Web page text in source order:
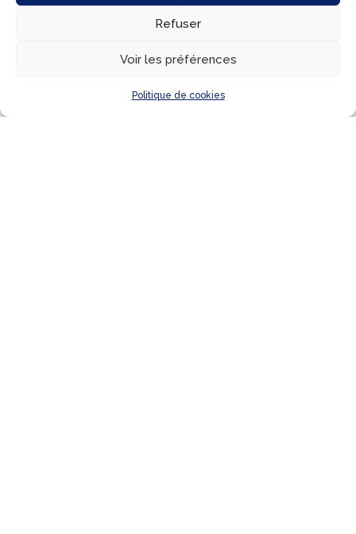
Refuser
Voir les préférences
Politique de cookies